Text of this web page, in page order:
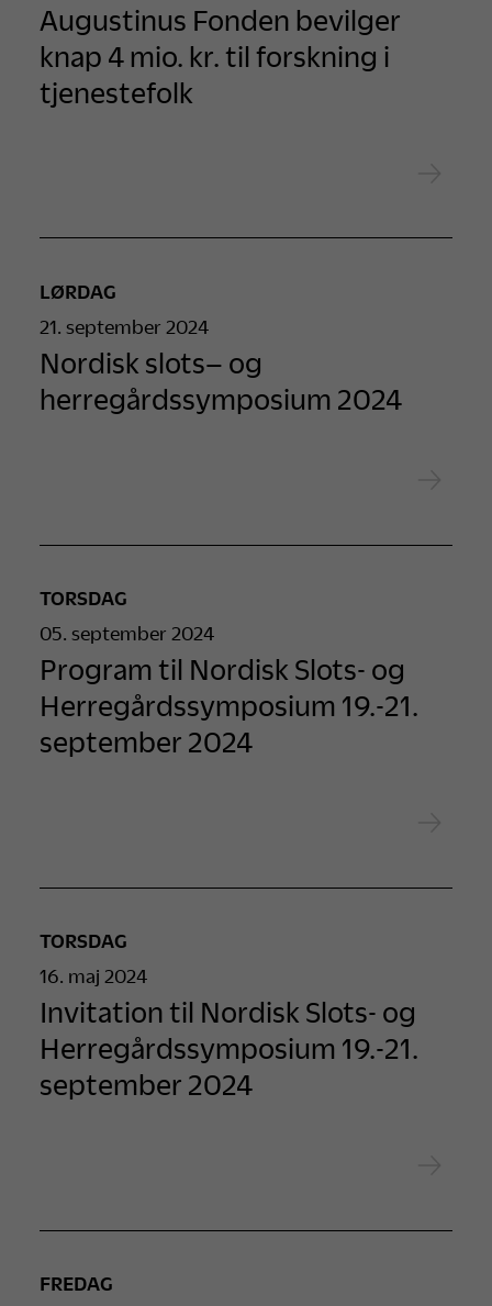
Augustinus Fonden bevilger
knap 4 mio. kr. til forskning i
tjenestefolk
LØRDAG
21. september 2024
Nordisk slots– og
herregårdssymposium 2024
TORSDAG
05. september 2024
Program til Nordisk Slots- og
Herregårdssymposium 19.-21.
september 2024
TORSDAG
16. maj 2024
Invitation til Nordisk Slots- og
Herregårdssymposium 19.-21.
september 2024
FREDAG